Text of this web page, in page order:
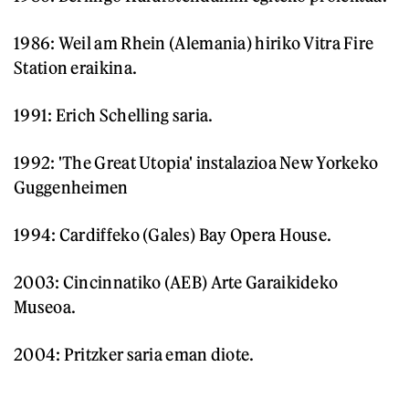
1986: Weil am Rhein (Alemania) hiriko Vitra Fire
Station eraikina.
1991: Erich Schelling saria.
1992: 'The Great Utopia' instalazioa New Yorkeko
Guggenheimen
1994: Cardiffeko (Gales) Bay Opera House.
2003: Cincinnatiko (AEB) Arte Garaikideko
Museoa.
2004: Pritzker saria eman diote.